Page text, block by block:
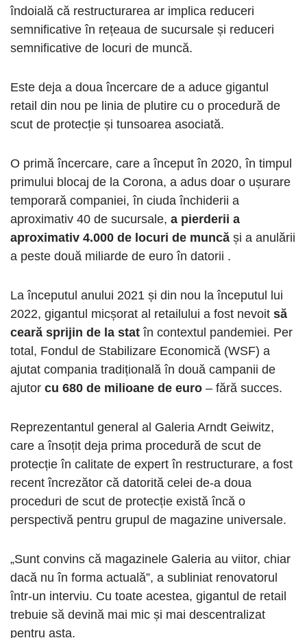
îndoială că restructurarea ar implica reduceri
semnificative în rețeaua de sucursale și reduceri
semnificative de locuri de muncă.
Este deja a doua încercare de a aduce gigantul
retail din nou pe linia de plutire cu o procedură de
scut de protecție și tunsoarea asociată.
O primă încercare, care a început în 2020, în timpul
primului blocaj de la Corona, a adus doar o ușurare
temporară companiei, în ciuda închiderii a
aproximativ 40 de sucursale, a pierderii a
aproximativ 4.000 de locuri de muncă și a anulării
a peste două miliarde de euro în datorii .
La începutul anului 2021 și din nou la începutul lui
2022, gigantul micșorat al retailului a fost nevoit să
ceară sprijin de la stat în contextul pandemiei. Per
total, Fondul de Stabilizare Economică (WSF) a
ajutat compania tradițională în două campanii de
ajutor cu 680 de milioane de euro – fără succes.
Reprezentantul general al Galeria Arndt Geiwitz,
care a însoțit deja prima procedură de scut de
protecție în calitate de expert în restructurare, a fost
recent încrezător că datorită celei de-a doua
proceduri de scut de protecție există încă o
perspectivă pentru grupul de magazine universale.
„Sunt convins că magazinele Galeria au viitor, chiar
dacă nu în forma actuală”, a subliniat renovatorul
într-un interviu. Cu toate acestea, gigantul de retail
trebuie să devină mai mic și mai descentralizat
pentru asta.